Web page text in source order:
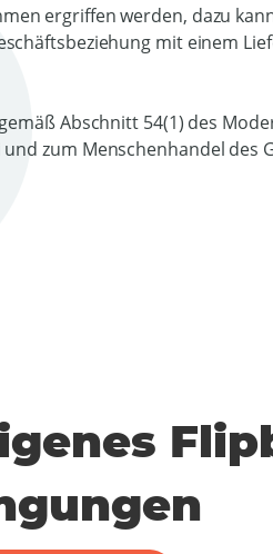
ergriffen werden, dazu
mit einem
Abschnitt 54(1) des
zum Menschenhandel des